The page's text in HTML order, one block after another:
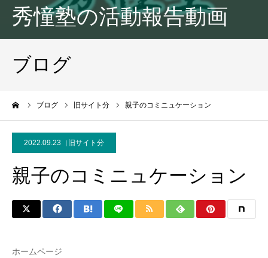
秀憧塾の活動報告動画
ブログ
ブログ 旧サイト分 親子のコミニュケーション
2022.09.23 旧サイト分
親子のコミニュケーション
ホームページ